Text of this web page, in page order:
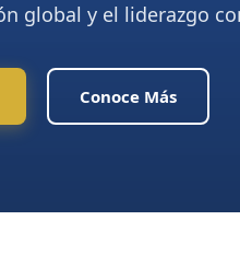
global y el liderazgo
Conoce Más